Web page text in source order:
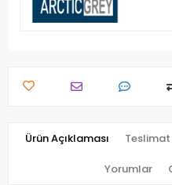
Ürün Açıklaması
Yorumlar